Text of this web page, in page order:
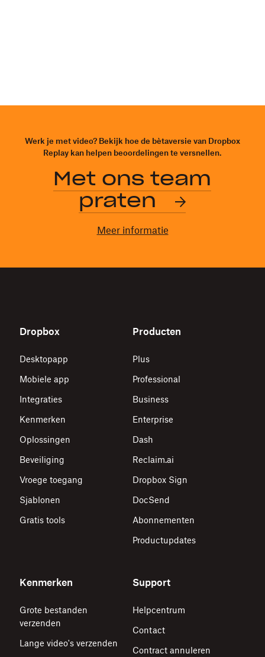
Werk je met video? Bekijk hoe de bètaversie van Dropbox
Replay kan helpen beoordelingen te versnellen.
Met ons team
praten
Meer informatie
Dropbox
Desktopapp
Mobiele app
Integraties
Kenmerken
Oplossingen
Beveiliging
Vroege toegang
Sjablonen
Gratis tools
Producten
Plus
Professional
Business
Enterprise
Dash
Reclaim.ai
Dropbox Sign
DocSend
Abonnementen
Productupdates
Kenmerken
Grote bestanden
verzenden
Lange video's verzenden
Support
Helpcentrum
Contact
Contract annuleren